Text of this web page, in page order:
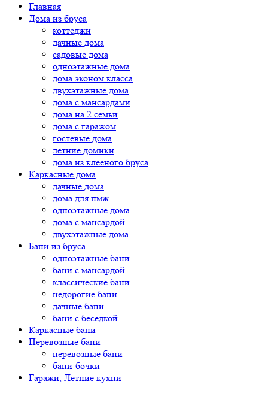
Главная
Дома из бруса
коттеджи
дачные дома
садовые дома
одноэтажные дома
дома эконом класса
двухэтажные дома
дома с мансардами
дома на 2 семьи
дома с гаражом
гостевые дома
летние домики
дома из клееного бруса
Каркасные дома
дачные дома
дома для пмж
одноэтажные дома
дома с мансардой
двухэтажные дома
Бани из бруса
одноэтажные бани
бани с мансардой
классические бани
недорогие бани
дачные бани
бани с беседкой
Каркасные бани
Перевозные бани
перевозные бани
бани-бочки
Гаражи, Летние кухни